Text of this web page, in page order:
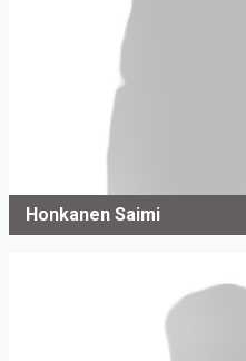
Honkanen Saimi